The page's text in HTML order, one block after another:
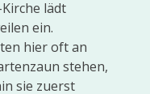
lädt
ein.
hier oft an
stehen,
sie zuerst